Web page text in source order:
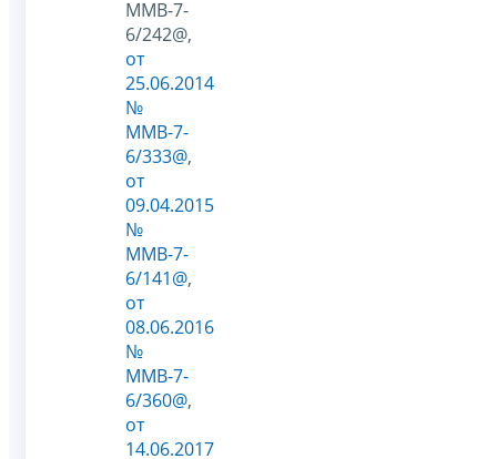
ММВ-7-
6/242@,
от
25.06.2014
№
ММВ-7-
6/333@,
от
09.04.2015
№
ММВ-7-
6/141@,
от
08.06.2016
№
ММВ-7-
6/360@,
от
14.06.2017